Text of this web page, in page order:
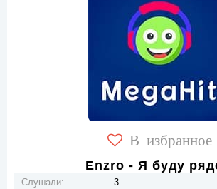
В избранное
Enzro - Я буду
Слушали:
3